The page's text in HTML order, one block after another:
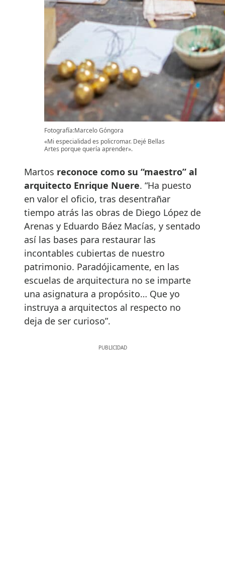
Fotografía:Marcelo Góngora
«Mi especialidad es policromar. Dejé Bellas
Artes porque quería aprender».
Martos reconoce como su “maestro” al
arquitecto Enrique Nuere. “Ha puesto
en valor el oficio, tras desentrañar
tiempo atrás las obras de Diego López de
Arenas y Eduardo Báez Macías, y sentado
así las bases para restaurar las
incontables cubiertas de nuestro
patrimonio. Paradójicamente, en las
escuelas de arquitectura no se imparte
una asignatura a propósito… Que yo
instruya a arquitectos al respecto no
deja de ser curioso”.